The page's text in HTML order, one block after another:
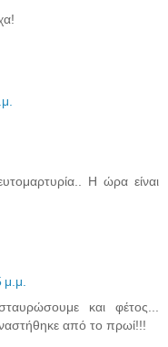
Η ώρα είναι
και φέτος...
από το πρωί!!!